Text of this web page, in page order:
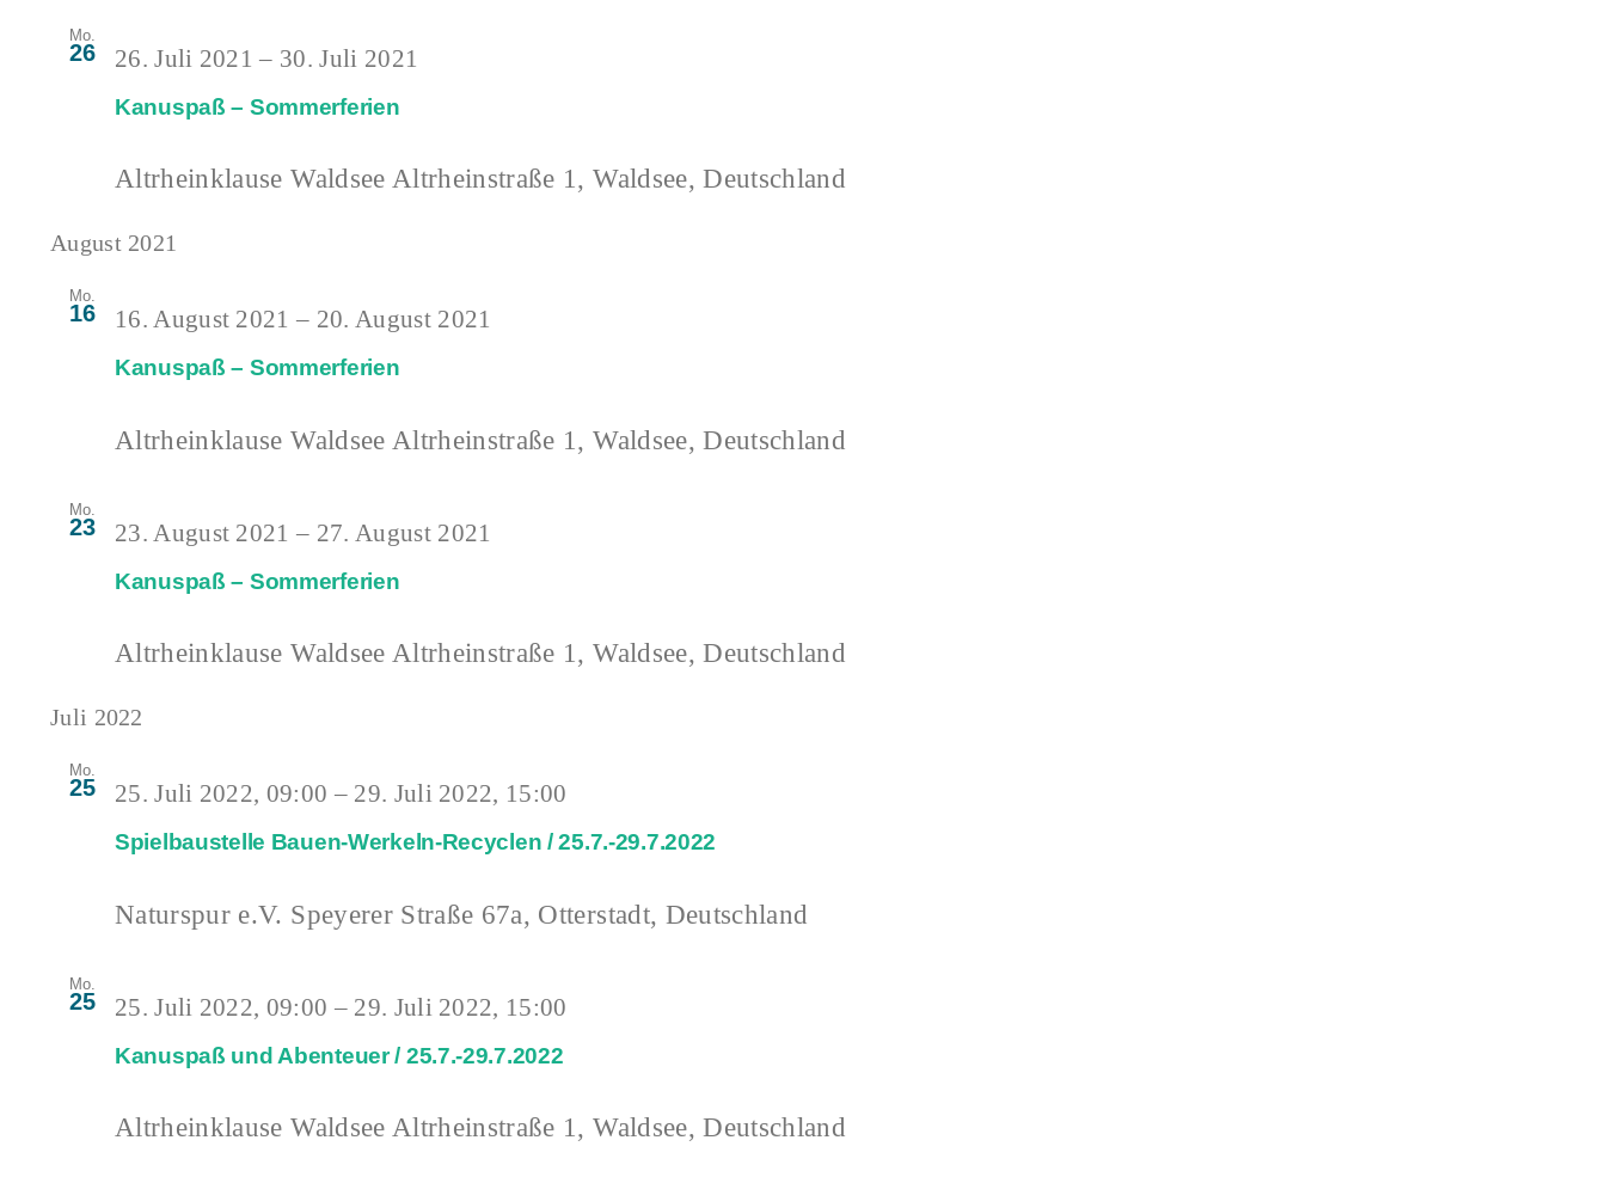
Mo.
26
Kanuspaß – Sommerferien
26. Juli 2021 – 30. Juli 2021
Altrheinklause Waldsee Altrheinstraße 1, Waldsee, Deutschland
August 2021
Mo.
16
Kanuspaß – Sommerferien
16. August 2021 – 20. August 2021
Altrheinklause Waldsee Altrheinstraße 1, Waldsee, Deutschland
Mo.
23
Kanuspaß – Sommerferien
23. August 2021 – 27. August 2021
Altrheinklause Waldsee Altrheinstraße 1, Waldsee, Deutschland
Juli 2022
Mo.
25
Spielbaustelle Bauen-Werkeln-Recyclen / 25.7.-29.7.2022
25. Juli 2022, 09:00 – 29. Juli 2022, 15:00
Naturspur e.V. Speyerer Straße 67a, Otterstadt, Deutschland
Mo.
25
Kanuspaß und Abenteuer / 25.7.-29.7.2022
25. Juli 2022, 09:00 – 29. Juli 2022, 15:00
Altrheinklause Waldsee Altrheinstraße 1, Waldsee, Deutschland